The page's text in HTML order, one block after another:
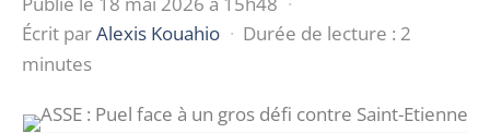
Écrit parAlexis Kouahio · Durée de lecture : 2
minutes